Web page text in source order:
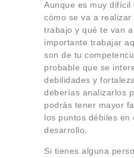
Aunque es muy difícil
cómo se va a
trabajo y qué te van
importante trabajar
son de tu
probable que se
debilidades y
deberías analizarlos
podrás tener mayor
los puntos débiles en
desarrollo.
Si tienes alguna